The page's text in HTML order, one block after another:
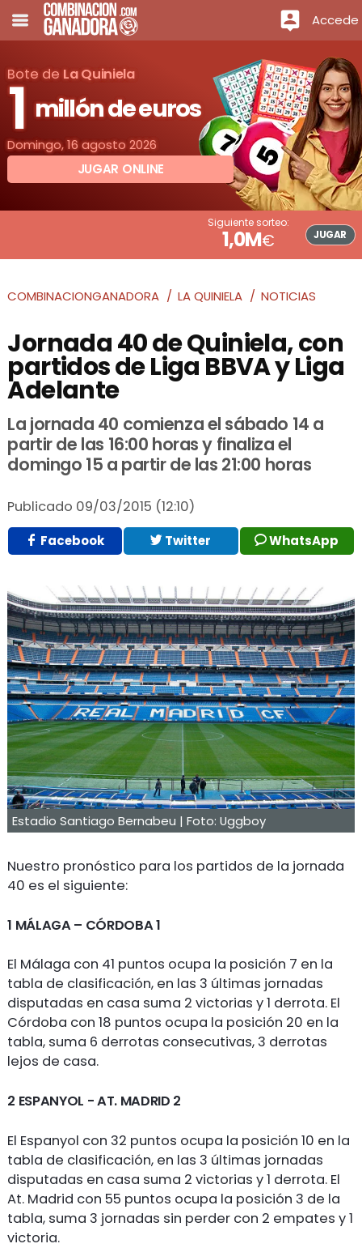
Accede
Bote de La Quiniela
1 millón de euros
Domingo, 16 agosto 2026
JUGAR ONLINE
Siguiente sorteo:
1,0M€ JUGAR
COMBINACIONGANADORA LA QUINIELA NOTICIAS
Jornada 40 de Quiniela, con
partidos de Liga BBVA y Liga
Adelante
La jornada 40 comienza el sábado 14 a
partir de las 16:00 horas y finaliza el
domingo 15 a partir de las 21:00 horas
Publicado 09/03/2015 (12:10)
Facebook Twitter WhatsApp
Estadio Santiago Bernabeu | Foto: Uggboy
Nuestro pronóstico para los partidos de la jornada
40 es el siguiente:
1 MÁLAGA – CÓRDOBA 1
El Málaga con 41 puntos ocupa la posición 7 en la
tabla de clasificación, en las 3 últimas jornadas
disputadas en casa suma 2 victorias y 1 derrota. El
Córdoba con 18 puntos ocupa la posición 20 en la
tabla, suma 6 derrotas consecutivas, 3 derrotas
lejos de casa.
2 ESPANYOL - AT. MADRID 2
El Espanyol con 32 puntos ocupa la posición 10 en la
tabla de clasificación, en las 3 últimas jornadas
disputadas en casa suma 2 victorias y 1 derrota. El
At. Madrid con 55 puntos ocupa la posición 3 de la
tabla, suma 3 jornadas sin perder con 2 empates y 1
victoria.